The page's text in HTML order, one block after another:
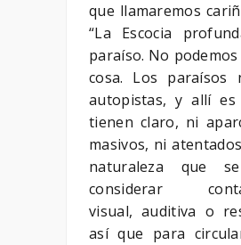
que llamaremos
“La Escocia
paraíso. No
cosa. Los paraísos
autopistas, y allí
tienen claro, ni
masivos, ni
naturaleza que
considerar
visual, auditiva o
así que para